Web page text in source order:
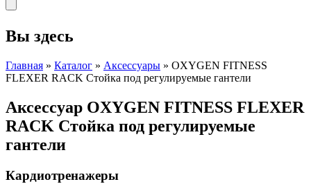
Вы здесь
Главная » Каталог » Аксессуары » OXYGEN FITNESS
FLEXER RACK Стойка под регулируемые гантели
Аксессуар OXYGEN FITNESS FLEXER
RACK Стойка под регулируемые
гантели
Кардиотренажеры